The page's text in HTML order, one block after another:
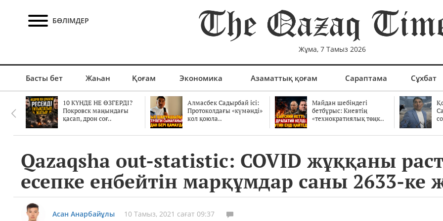
БӨЛІМДЕР
Жұма, 7 Тамыз 2026
Басты бет Жаһан Қоғам Экономика Азаматтық қоғам Сараптама Сұхбат
10 КҮНДЕ НЕ ӨЗГЕРДІ?
Покровск маңындағы
қасап, дрон соғ..
Алмасбек Садырбай ісі:
Протоколдағы «күмәнді»
кол қоюла..
Майдан шебіндегі
бетбұрыс: Киевтің
«технократиялық төңк..
Qazaqsha out-statistic: COVID жұққаны
есепке енбейтін марқұмдар саны 2633-ке
Асан Анарбайұлы 10 Тамыз, 2021 сағат 09:37